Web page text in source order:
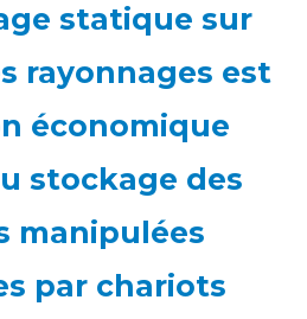
statique sur
rayonnages est
économique
stockage des
manipulées
par chariots